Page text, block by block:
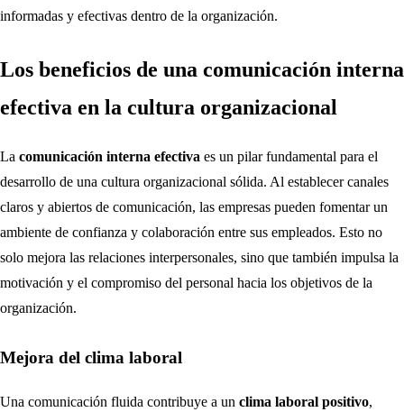
informadas y efectivas dentro de la organización.
Los beneficios de una comunicación interna
efectiva en la cultura organizacional
La comunicación interna efectiva es un pilar fundamental para el
desarrollo de una cultura organizacional sólida. Al establecer canales
claros y abiertos de comunicación, las empresas pueden fomentar un
ambiente de confianza y colaboración entre sus empleados. Esto no
solo mejora las relaciones interpersonales, sino que también impulsa la
motivación y el compromiso del personal hacia los objetivos de la
organización.
Mejora del clima laboral
Una comunicación fluida contribuye a un clima laboral positivo,